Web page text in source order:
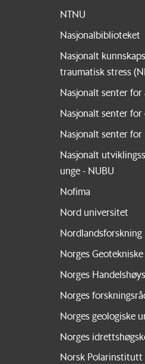
NTNU
Nasjonalbiblioteket
Nasjonalt
traumatisk stress
Nasjonalt senter for
Nasjonalt senter for
Nasjonalt senter
Nasjonalt
unge - NUBU
Nofima
Nord universitet
Nordlandsforskning
Norges
Norges
Norges
Norges geologiske
Norges
Norsk Polarinstitutt